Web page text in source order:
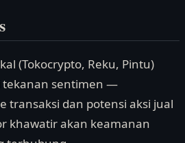
(Tokocrypto, Reku, Pintu)
tekanan sentimen —
transaksi dan potensi aksi jual
khawatir akan keamanan